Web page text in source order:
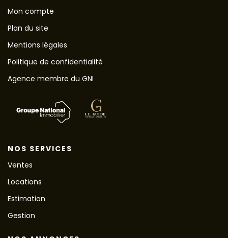
Mon compte
Plan du site
Mentions légales
Politique de confidentialité
Agence membre du GNI
NOS SERVICES
Ventes
Locations
Estimation
Gestion